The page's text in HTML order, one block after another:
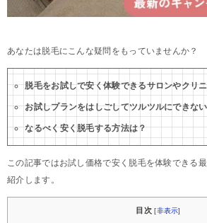
あなたは脱毛にこんな疑問をもっていませんか？
脱毛をお試しで安く体験できるサロンやクリ
お試しプランをはしごしてツルツルにできな
なるべく安く脱毛する方法は？
この記事ではお試し価格で安く脱毛を体験できる
紹介します。
目次 [非表示]